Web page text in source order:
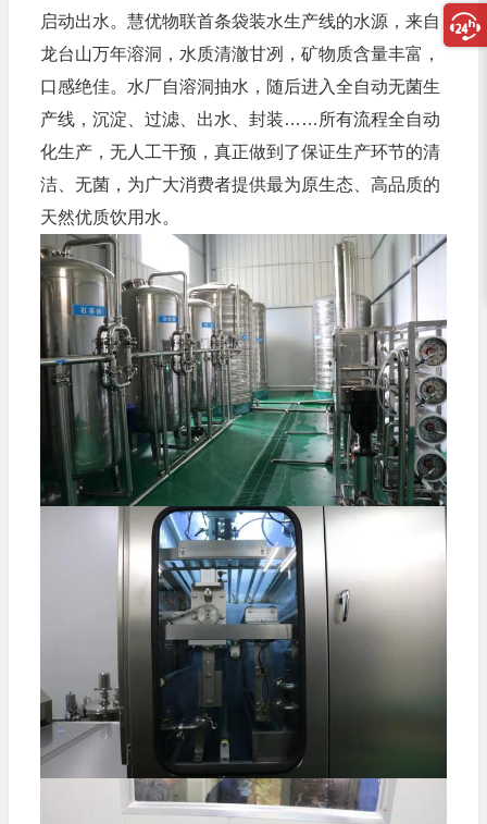
启动出水。慧优物联首条袋装水生产线的水源，来自
龙台山万年溶洞，水质清澈甘冽，矿物质含量丰富，
口感绝佳。水厂自溶洞抽水，随后进入全自动无菌生
产线，沉淀、过滤、出水、封装……所有流程全自动
化生产，无人工干预，真正做到了保证生产环节的清
洁、无菌，为广大消费者提供最为原生态、高品质的
天然优质饮用水。